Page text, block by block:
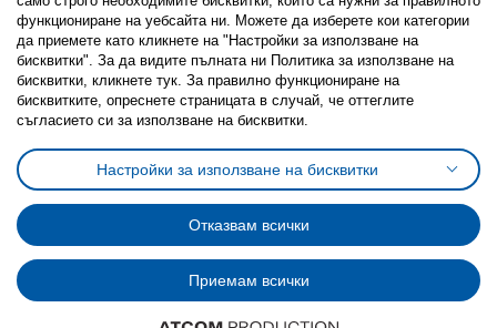
Политика за използване на бисквитки (Cookies)
Избор на настройки за използване на бисквитки
Условия за ползване на ikea.bgОбща политика за личните данни
Политика за защита на личните данни на ikea.bg
Общи условия на програма IKEA Family
Политика за защита на лични данни на програма IKEA Family
© Inter-IKEA Systems B.V. 1999 - 2025
функциониране на уебсайта ни. Можете да изберете кои категории
да приемете като кликнете на "Настройки за използване на
бисквитки". За да видите пълната ни Политика за използване на
бисквитки, кликнете тук. За правилно функциониране на
бисквитките, опреснете страницата в случай, че оттеглите
съгласието си за използване на бисквитки.
Настройки за използване на бисквитки
Отказвам всички
Приемам всички